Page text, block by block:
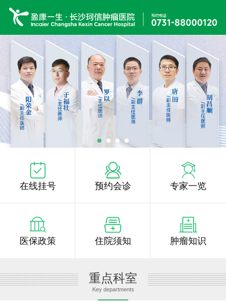
在线挂号 预约会诊 专家一览
医保政策 住院须知 肿瘤知识
重点科室
Key departments